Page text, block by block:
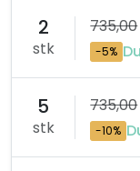
2
stk
735,00
-5%
5
stk
735,00
-10%